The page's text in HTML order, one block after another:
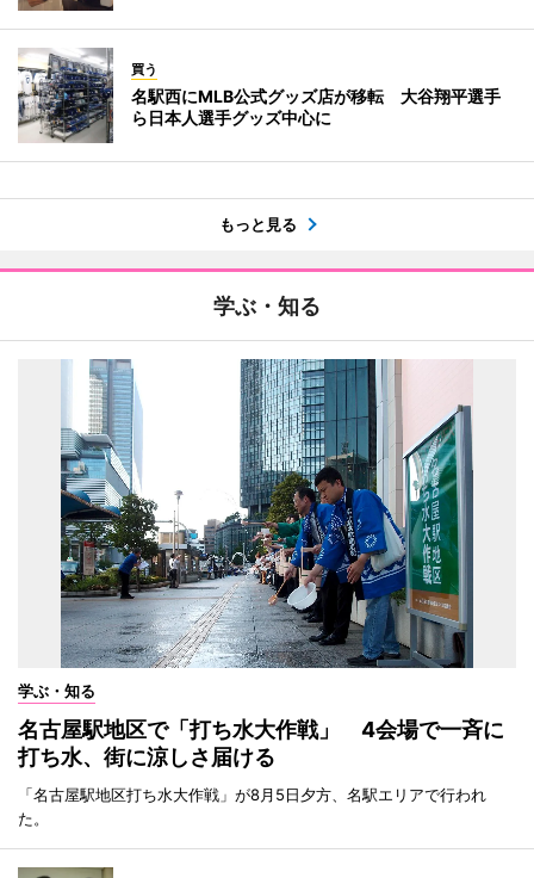
買う
名駅西にMLB公式グッズ店が移転 大谷翔平選手
ら日本人選手グッズ中心に
もっと見る
学ぶ・知る
学ぶ・知る
名古屋駅地区で「打ち水大作戦」 4会場で一斉に
打ち水、街に涼しさ届ける
「名古屋駅地区打ち水大作戦」が8月5日夕方、名駅エリアで行われ
た。